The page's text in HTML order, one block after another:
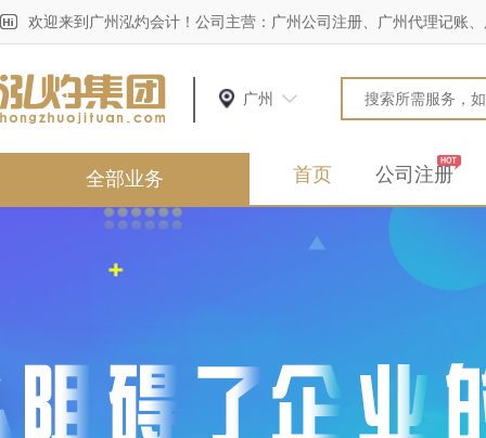
欢迎来到广州泓灼会计！公司主营：广州公司注册、广州代理记账
广州
全部业务 首页 公司注册